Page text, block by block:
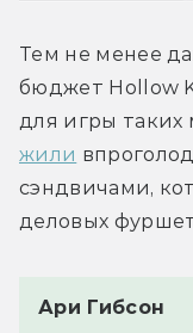
Тем не менее
бюджет Hollow
жили
сэндвичами,
деловых
Ари Гибсон